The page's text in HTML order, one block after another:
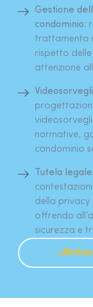
Gestione
condominio:
trattamento
rispetto
attenzione
normative,
condominio
Tutela
della privacy
offrendo
sicurezza e